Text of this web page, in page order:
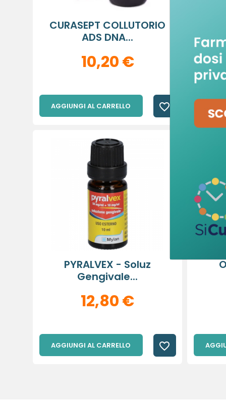
CURASEPT COLLUTORIO
ADS DNA...
10,20 €
AGGIUNGI AL CARRELLO favorite_border
PYRALVEX - Soluz
Gengivale...
12,80 €
AGGIUNGI AL CARRELLO favorite_border